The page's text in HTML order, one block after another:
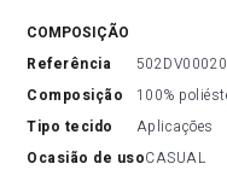
COMPOSIÇÃO
referência
composição
100%
tipo tecido
Aplicações
ocasião de usoCASUAL